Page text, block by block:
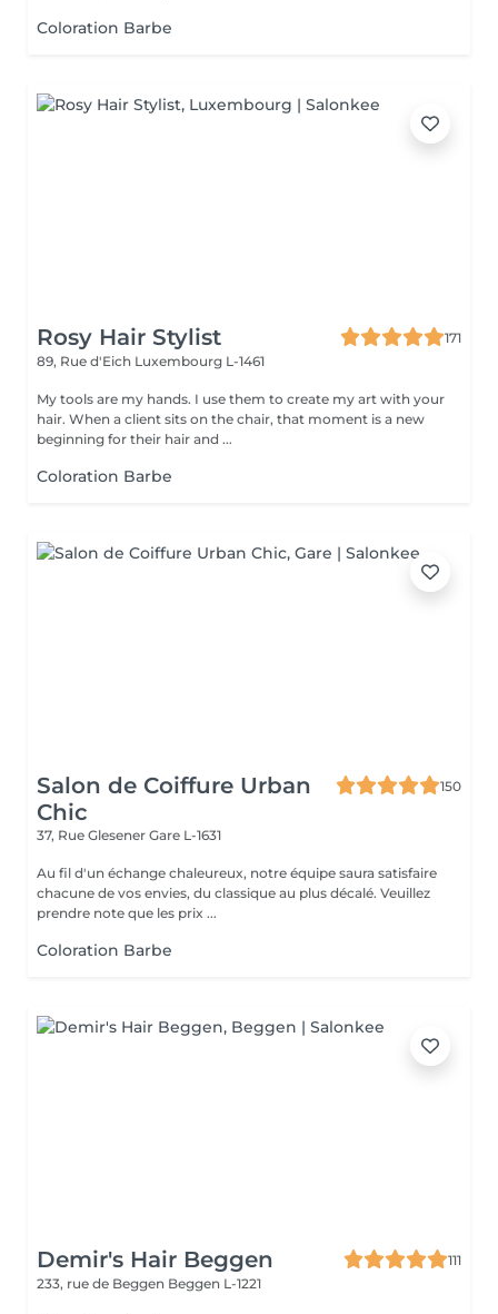
Coloration Barbe
Rosy Hair Stylist
171
89, Rue d'Eich Luxembourg L-1461
My tools are my hands. I use them to create my art with your
hair. When a client sits on the chair, that moment is a new
beginning for their hair and ...
Coloration Barbe
Salon de Coiffure Urban
Chic
150
37, Rue Glesener Gare L-1631
Au fil d'un échange chaleureux, notre équipe saura satisfaire
chacune de vos envies, du classique au plus décalé. Veuillez
prendre note que les prix ...
Coloration Barbe
Demir's Hair Beggen
111
233, rue de Beggen Beggen L-1221